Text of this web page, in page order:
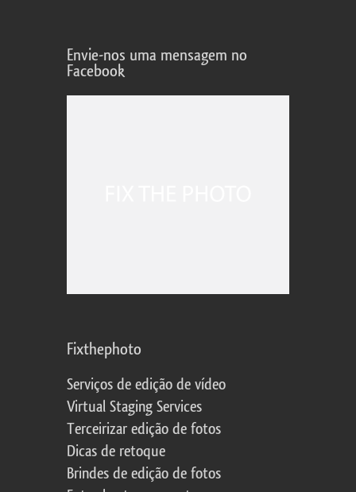
Envie-nos uma mensagem no
Facebook
Fixthephoto
Serviços de edição de vídeo
Virtual Staging Services
Terceirizar edição de fotos
Dicas de retoque
Brindes de edição de fotos